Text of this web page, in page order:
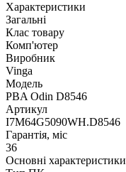
Характеристики
Загальні
Клас товару
Комп'ютер
Виробник
Vinga
Модель
PBA Odin D8546
Артикул
I7M64G5090WH.D8546
Гарантія, міс
36
Основні характеристики